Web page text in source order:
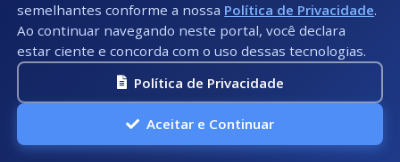
Receitas:
Arrecadação das Receitas por Percentual
Legislação Tributária Municipal
Orçamento das Receitas
Receita Lançada
semelhantes conforme a nossa Política de Privacidade.
Ao continuar navegando neste portal, você declara
estar ciente e concorda com o uso dessas tecnologias.
Política de Privacidade
Aceitar e Continuar